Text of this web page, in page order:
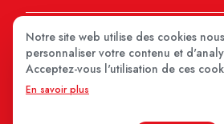
Notre site web utilise des cookies
personnaliser votre contenu et
Acceptez-vous l'utilisation de ces
En savoir plus